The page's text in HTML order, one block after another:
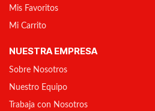
Mis Favoritos
Mi Carrito
NUESTRA EMPRESA
Sobre Nosotros
Nuestro Equipo
Trabaja con Nosotros